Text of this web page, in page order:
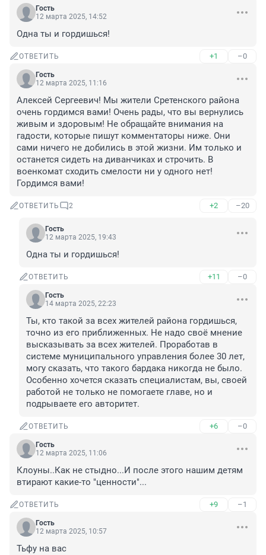
Гость
12 марта 2025, 14:52
Одна ты и гордишься!
ОТВЕТИТЬ +1 –0
Гость
12 марта 2025, 11:16
Алексей Сергеевич! Мы жители Сретенского района
очень гордимся вами! Очень рады, что вы вернулись
живым и здоровым! Не обращайте внимания на
гадости, которые пишут комментаторы ниже. Они
сами ничего не добились в этой жизни. Им только и
останется сидеть на диванчиках и строчить. В
военкомат сходить смелости ни у одного нет!
Гордимся вами!
ОТВЕТИТЬ 2 +2 –20
Гость
12 марта 2025, 19:43
Одна ты и гордишься!
ОТВЕТИТЬ +11 –0
Гость
14 марта 2025, 22:23
Ты, кто такой за всех жителей района гордишься,
точно из его приближенных. Не надо своё мнение
высказывать за всех жителей. Проработав в
системе муниципального управления более 30 лет,
могу сказать, что такого бардака никогда не было.
Особенно хочется сказать специалистам, вы, своей
работой не только не помогаете главе, но и
подрываете его авторитет.
ОТВЕТИТЬ +6 –0
Гость
12 марта 2025, 11:06
Клоуны..Как не стыдно...И после этого нашим детям
втирают какие-то "ценности"...
ОТВЕТИТЬ +9 –1
Гость
12 марта 2025, 10:57
Тьфу на вас